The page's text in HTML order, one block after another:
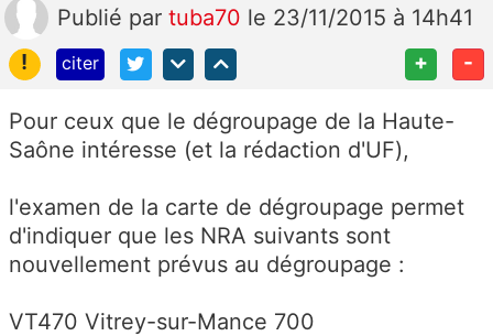
Publié par tuba70 le 23/11/2015 à 14h41
!
citer + -
Pour ceux que le dégroupage de la Haute-
Saône intéresse (et la rédaction d'UF),
l'examen de la carte de dégroupage permet
d'indiquer que les NRA suivants sont
nouvellement prévus au dégroupage :
VT470 Vitrey-sur-Mance 700